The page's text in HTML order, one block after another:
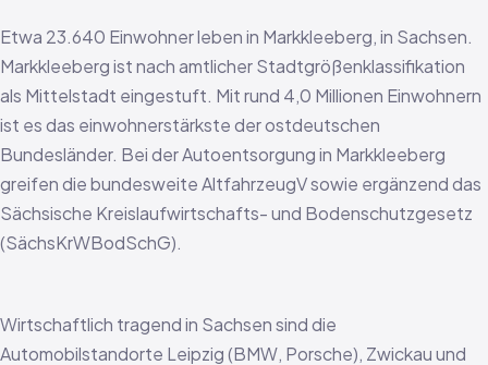
Etwa 23.640 Einwohner leben in Markkleeberg, in Sachsen.
Markkleeberg ist nach amtlicher Stadtgrößenklassifikation
als Mittelstadt eingestuft. Mit rund 4,0 Millionen Einwohnern
ist es das einwohnerstärkste der ostdeutschen
Bundesländer. Bei der Autoentsorgung in Markkleeberg
greifen die bundesweite AltfahrzeugV sowie ergänzend das
Sächsische Kreislaufwirtschafts- und Bodenschutzgesetz
(SächsKrWBodSchG).
Wirtschaftlich tragend in Sachsen sind die
Automobilstandorte Leipzig (BMW, Porsche), Zwickau und